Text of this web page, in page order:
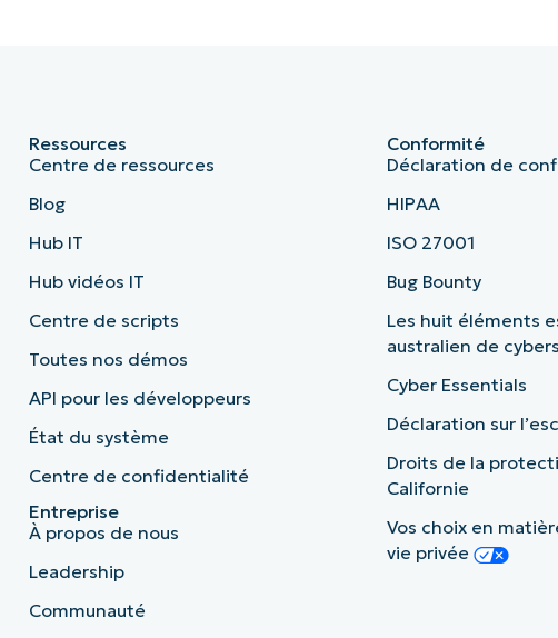
Ressources
Centre de ressources
Blog
Hub IT
Hub vidéos IT
Centre de scripts
Toutes nos démos
API pour les développeurs
État du système
Centre de confidentialité
Entreprise
À propos de nous
Leadership
Communauté
Conformité
Déclaration de
HIPAA
ISO 27001
Bug Bounty
Les huit éléments
australien de
Cyber Essentials
Déclaration sur
Droits de la
Californie
Vos choix en
vie privée